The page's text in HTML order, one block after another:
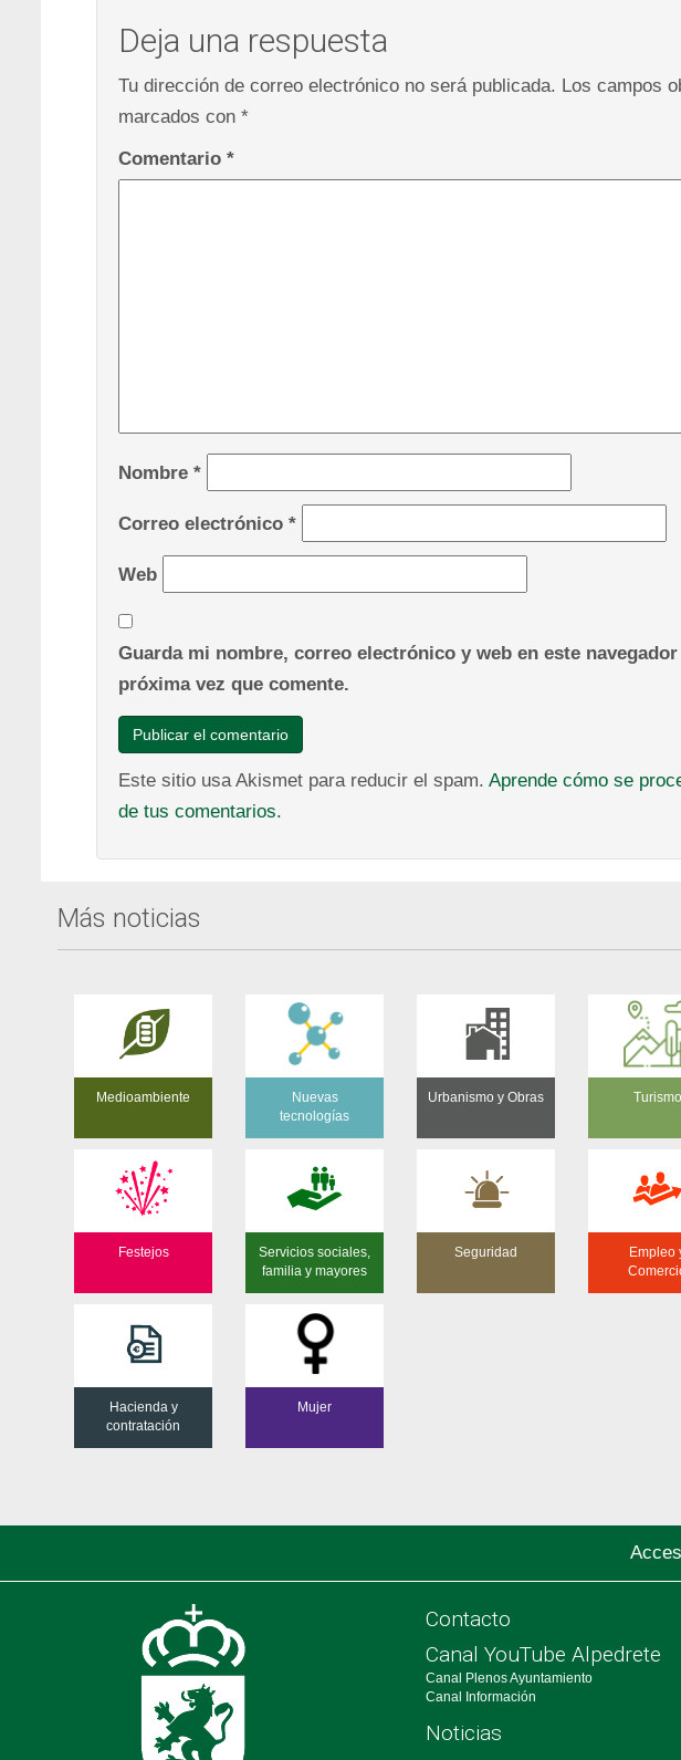
Deja una respuesta
Tu dirección de correo electrónico no será publicada. Los campos
marcados con *
Comentario *
Nombre *
Correo electrónico *
Web
Guarda mi nombre, correo electrónico y web en este
próxima vez que comente.
Este sitio usa Akismet para reducir el spam. Aprende cómo se
de tus comentarios.
Más noticias
Medioambiente
Nuevas
tecnologías
Urbanismo y Obras Turismo
Festejos
Servicios sociales,
familia y mayores
Seguridad
Empleo
Hacienda y
contratación
Mujer
Contacto
Canal YouTube Alpedrete
Canal Plenos Ayuntamiento
Canal Información
Noticias